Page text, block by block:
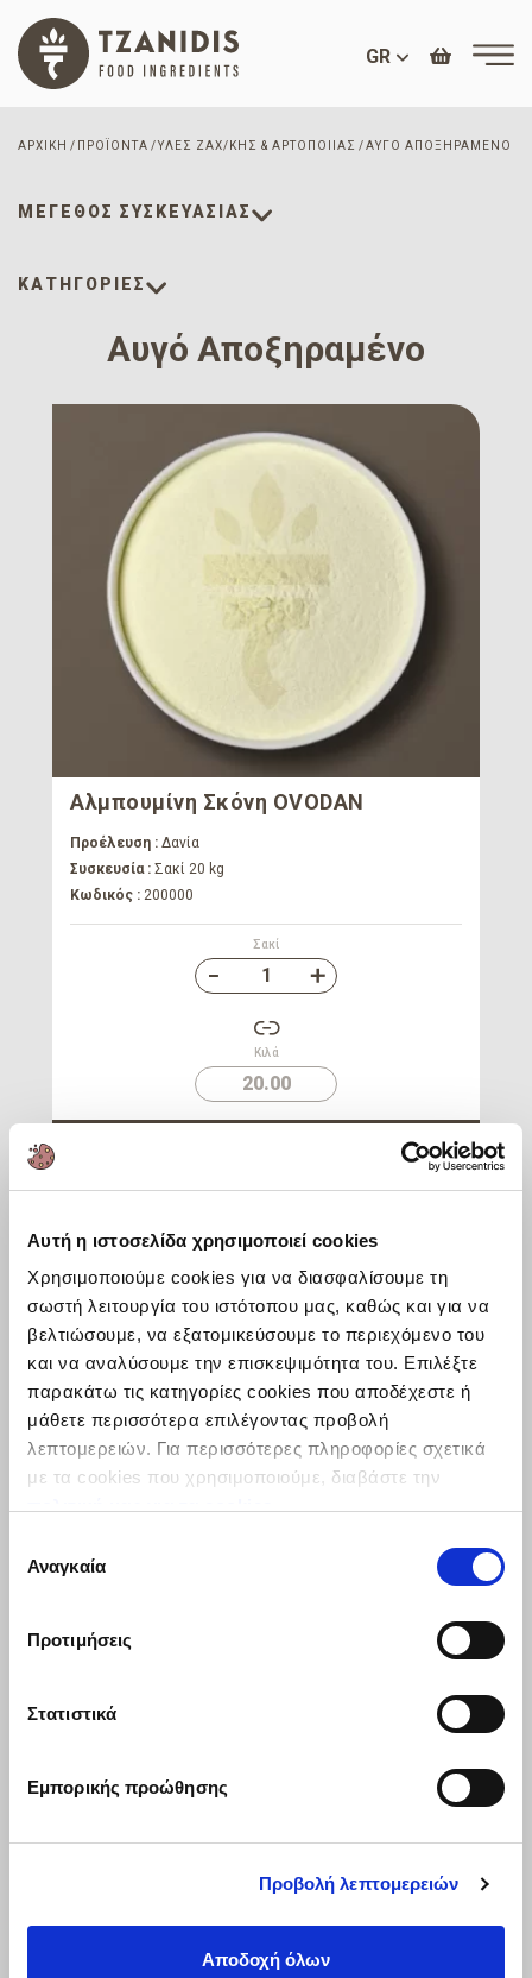
Αυτή η ιστοσελίδα χρησιμοποιεί cookies
Χρησιμοποιούμε cookies για να διασφαλίσουμε τη
σωστή λειτουργία του ιστότοπου μας, καθώς και για να
βελτιώσουμε, να εξατομικεύσουμε το περιεχόμενο του
και να αναλύσουμε την επισκεψιμότητα του. Επιλέξτε
παρακάτω τις κατηγορίες cookies που αποδέχεστε ή
μάθετε περισσότερα επιλέγοντας προβολή
λεπτομερειών. Για περισσότερες πληροφορίες σχετικά
με τα cookies που χρησιμοποιούμε, διαβάστε την
συγκατάθεσης
Αναγκαία
Προτιμήσεις
Στατιστικά
Εμπορικής προώθησης
Προβολή λεπτομερειών
Αποδοχή όλων
GR
ΑΡΧΙΚΉ ΠΡΟΪΌΝΤΑ ΎΛΕΣ ΖΑΧ/ΚΉΣ & ΑΡΤΟΠΟΙΊΑΣ ΑΥΓΌ ΑΠΟΞΗΡΑΜΈΝΟ
ΜΈΓΕΘΟΣ ΣΥΣΚΕΥΑΣΊΑΣ
ΚΑΤΗΓΟΡΙΕΣ
Αυγό Αποξηραμένο
Αλμπουμίνη Σκόνη OVODAN
Προέλευση : Δανία
Συσκευσία : Σακί 20 kg
Κωδικός : 200000
Σακί
Κιλά
20.00
Προέλευση :
Κιλά
20.00